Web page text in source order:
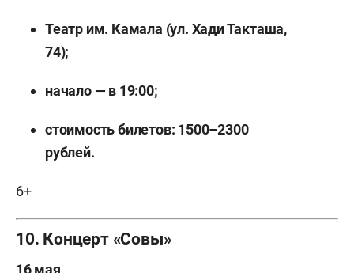
Театр им. Камала (ул. Хади Такташа,
74);
начало — в 19:00;
стоимость билетов: 1500–2300
рублей.
6+
10. Концерт «Совы»
16 мая